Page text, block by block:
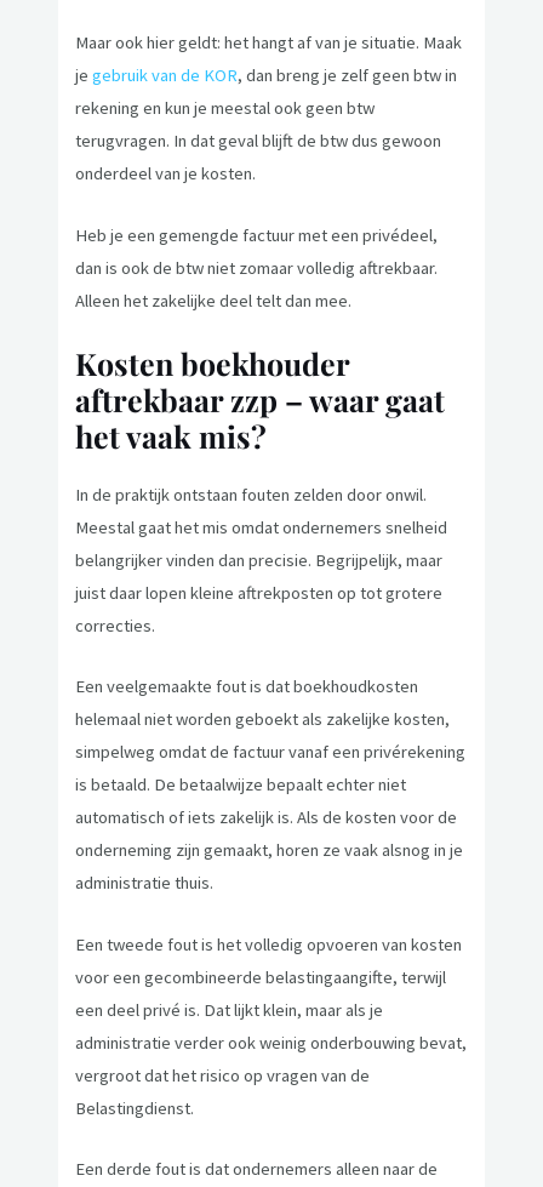
Maar ook hier geldt: het hangt af van je situatie. Maak
jegebruik van de KOR, dan breng je zelf geen btw in
rekening en kun je meestal ook geen btw
terugvragen. In dat geval blijft de btw dus gewoon
onderdeel van je kosten.
Heb je een gemengde factuur met een privédeel,
dan is ook de btw niet zomaar volledig aftrekbaar.
Alleen het zakelijke deel telt dan mee.
Kosten boekhouder
aftrekbaar zzp – waar gaat
het vaak mis?
In de praktijk ontstaan fouten zelden door onwil.
Meestal gaat het mis omdat ondernemers snelheid
belangrijker vinden dan precisie. Begrijpelijk, maar
juist daar lopen kleine aftrekposten op tot grotere
correcties.
Een veelgemaakte fout is dat boekhoudkosten
helemaal niet worden geboekt als zakelijke kosten,
simpelweg omdat de factuur vanaf een privérekening
is betaald. De betaalwijze bepaalt echter niet
automatisch of iets zakelijk is. Als de kosten voor de
onderneming zijn gemaakt, horen ze vaak alsnog in je
administratie thuis.
Een tweede fout is het volledig opvoeren van kosten
voor een gecombineerde belastingaangifte, terwijl
een deel privé is. Dat lijkt klein, maar als je
administratie verder ook weinig onderbouwing bevat,
vergroot dat het risico op vragen van de
Belastingdienst.
Een derde fout is dat ondernemers alleen naar de